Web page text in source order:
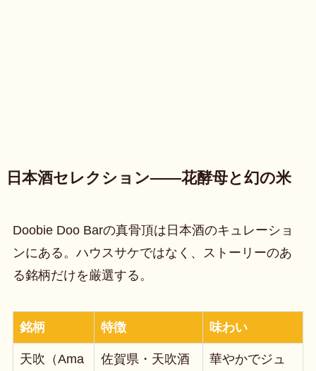
日本酒セレクション——花酵母と幻の米
Doobie Doo Barの真骨頂は日本酒のキュレーショ
ンにある。ハウスサケではなく、ストーリーのあ
る銘柄だけを厳選する。
銘柄 特徴 味わい
天吹（Ama 佐賀県・天吹酒 華やかでジュ